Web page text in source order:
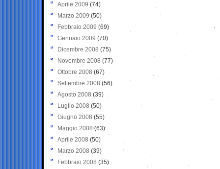
Aprile 2009 (74)
Marzo 2009 (50)
Febbraio 2009 (69)
Gennaio 2009 (70)
Dicembre 2008 (75)
Novembre 2008 (77)
Ottobre 2008 (67)
Settembre 2008 (56)
Agosto 2008 (39)
Luglio 2008 (50)
Giugno 2008 (55)
Maggio 2008(63)
Aprile 2008 (50)
Marzo 2008 (39)
Febbraio 2008 (35)